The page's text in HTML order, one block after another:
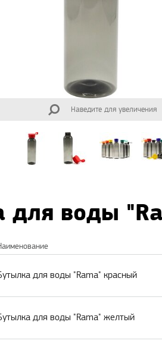
Наведите для увеличения
для воды
для воды "Rama" красный
для воды "Rama" желтый